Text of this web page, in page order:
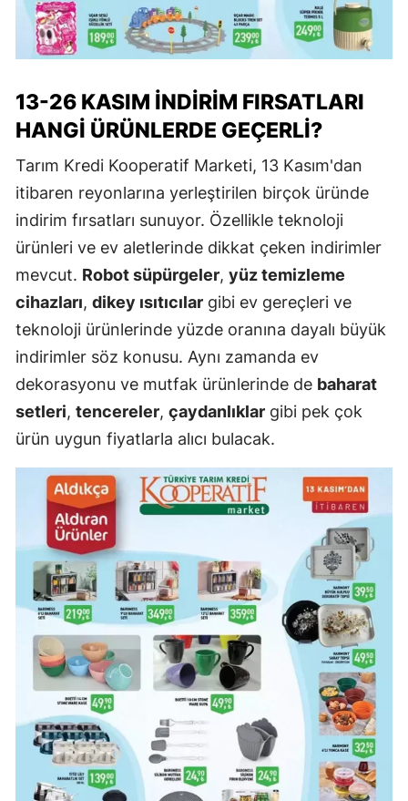
13-26 KASIM İNDIRIM FIRSATLARI
HANGI ÜRÜNLERDE GEÇERLI?
Tarım Kredi Kooperatif Marketi, 13 Kasım'dan
itibaren reyonlarına yerleştirilen birçok üründe
indirim fırsatları sunuyor. Özellikle teknoloji
ürünleri ve ev aletlerinde dikkat çeken indirimler
mevcut. Robot süpürgeler, yüz temizleme
cihazları, dikey ısıtıcılar gibi ev gereçleri ve
teknoloji ürünlerinde yüzde oranına dayalı büyük
indirimler söz konusu. Aynı zamanda ev
dekorasyonu ve mutfak ürünlerinde de baharat
setleri, tencereler, çaydanlıklar gibi pek çok
ürün uygun fiyatlarla alıcı bulacak.